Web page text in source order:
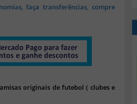
faça transferências, compre
originais de futebol ( clubes e